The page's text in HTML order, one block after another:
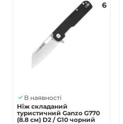
6
В наявності
Ніж складаний
туристичний Ganzo G770
(8.8 см) D2 / G10 чорний